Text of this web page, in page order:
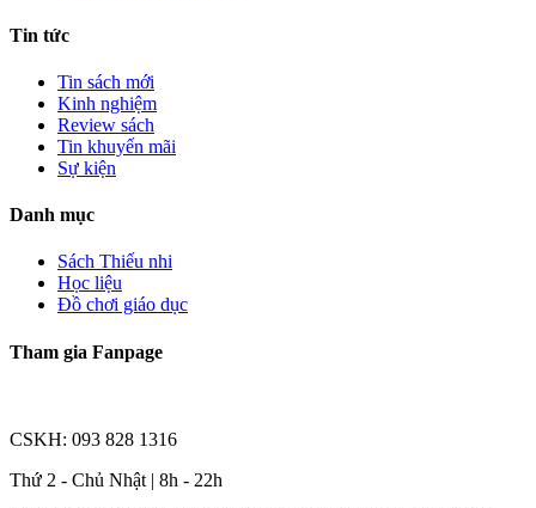
Tin tức
Tin sách mới
Kinh nghiệm
Review sách
Tin khuyến mãi
Sự kiện
Danh mục
Sách Thiếu nhi
Học liệu
Đồ chơi giáo dục
Tham gia Fanpage
CSKH: 093 828 1316
Thứ 2 - Chủ Nhật | 8h - 22h